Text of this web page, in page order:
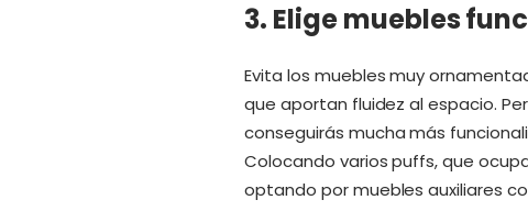
3. Elige muebles
Evita los muebles muy
que aportan fluidez al espacio.
conseguirás mucha más
Colocando varios puffs, que
optando por muebles auxiliares